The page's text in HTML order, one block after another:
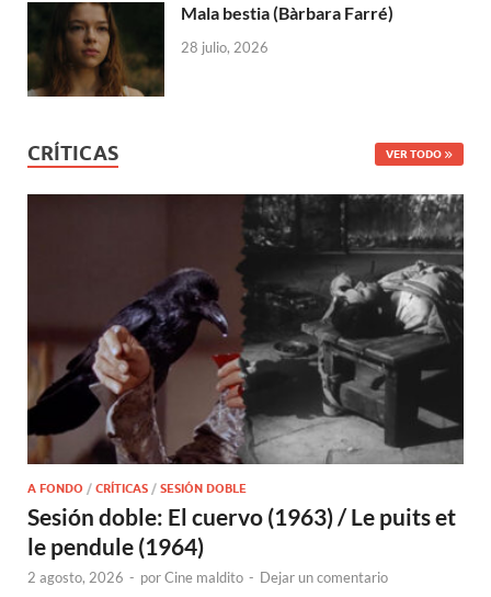
Mala bestia (Bàrbara Farré)
28 julio, 2026
CRÍTICAS VER TODO
A FONDO / CRÍTICAS / SESIÓN DOBLE
Sesión doble: El cuervo (1963) / Le puits et
le pendule (1964)
2 agosto, 2026 - porCine maldito - Dejar un comentario